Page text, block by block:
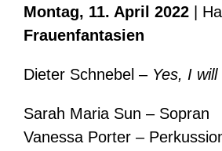
Montag, 11. April 2022 |
Frauenfantasien
Dieter Schnebel – Yes, I will
Sarah Maria Sun – Sopran
Vanessa Porter –